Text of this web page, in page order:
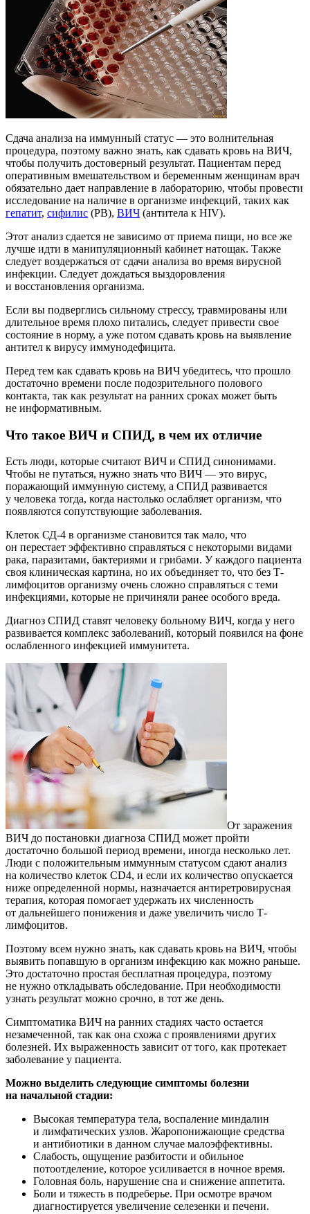
Сдача анализа на иммунный статус — это волнительная
процедура, поэтому важно знать, как сдавать кровь на ВИЧ,
чтобы получить достоверный результат. Пациентам перед
оперативным вмешательством и беременным женщинам врач
обязательно дает направление в лабораторию, чтобы провести
исследование на наличие в организме инфекций, таких как
гепатит, сифилис (РВ), ВИЧ (антитела к HIV).
Этот анализ сдается не зависимо от приема пищи, но все же
лучше идти в манипуляционный кабинет натощак. Также
следует воздержаться от сдачи анализа во время вирусной
инфекции. Следует дождаться выздоровления
и восстановления организма.
Если вы подверглись сильному стрессу, травмированы или
длительное время плохо питались, следует привести свое
состояние в норму, а уже потом сдавать кровь на выявление
антител к вирусу иммунодефицита.
Перед тем как сдавать кровь на ВИЧ убедитесь, что прошло
достаточно времени после подозрительного полового
контакта, так как результат на ранних сроках может быть
не информативным.
Что такое ВИЧ и СПИД, в чем их отличие
Есть люди, которые считают ВИЧ и СПИД синонимами.
Чтобы не путаться, нужно знать что ВИЧ — это вирус,
поражающий иммунную систему, а СПИД развивается
у человека тогда, когда настолько ослабляет организм, что
появляются сопутствующие заболевания.
Клеток СД-4 в организме становится так мало, что
он перестает эффективно справляться с некоторыми видами
рака, паразитами, бактериями и грибами. У каждого пациента
своя клиническая картина, но их объединяет то, что без Т-
лимфоцитов организму очень сложно справляться с теми
инфекциями, которые не причиняли ранее особого вреда.
Диагноз СПИД ставят человеку больному ВИЧ, когда у него
развивается комплекс заболеваний, который появился на фоне
ослабленного инфекцией иммунитета.
От заражения
ВИЧ до постановки диагноза СПИД может пройти
достаточно большой период времени, иногда несколько лет.
Люди с положительным иммунным статусом сдают анализ
на количество клеток СD4, и если их количество опускается
ниже определенной нормы, назначается антиретровирусная
терапия, которая помогает удержать их численность
от дальнейшего понижения и даже увеличить число Т-
лимфоцитов.
Поэтому всем нужно знать, как сдавать кровь на ВИЧ, чтобы
выявить попавшую в организм инфекцию как можно раньше.
Это достаточно простая бесплатная процедура, поэтому
не нужно откладывать обследование. При необходимости
узнать результат можно срочно, в тот же день.
Симптоматика ВИЧ на ранних стадиях часто остается
незамеченной, так как она схожа с проявлениями других
болезней. Их выраженность зависит от того, как протекает
заболевание у пациента.
Можно выделить следующие симптомы болезни
на начальной стадии:
Высокая температура тела, воспаление миндалин
и лимфатических узлов. Жаропонижающие средства
и антибиотики в данном случае малоэффективны.
Слабость, ощущение разбитости и обильное
потоотделение, которое усиливается в ночное время.
Головная боль, нарушение сна и снижение аппетита.
Боли и тяжесть в подреберье. При осмотре врачом
диагностируется увеличение селезенки и печени.